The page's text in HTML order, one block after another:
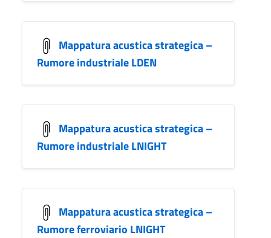
Mappatura acustica strategica –
Rumore industriale LDEN
Mappatura acustica strategica –
Rumore industriale LNIGHT
Mappatura acustica strategica –
Rumore ferroviario LNIGHT